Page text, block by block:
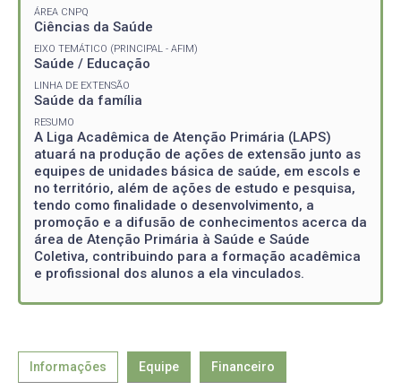
ÁREA CNPQ
Ciências da Saúde
EIXO TEMÁTICO (PRINCIPAL - AFIM)
Saúde / Educação
LINHA DE EXTENSÃO
Saúde da família
RESUMO
A Liga Acadêmica de Atenção Primária (LAPS)
atuará na produção de ações de extensão junto as
equipes de unidades básica de saúde, em escols e
no território, além de ações de estudo e pesquisa,
tendo como finalidade o desenvolvimento, a
promoção e a difusão de conhecimentos acerca da
área de Atenção Primária à Saúde e Saúde
Coletiva, contribuindo para a formação acadêmica
e profissional dos alunos a ela vinculados.
Informações Equipe Financeiro